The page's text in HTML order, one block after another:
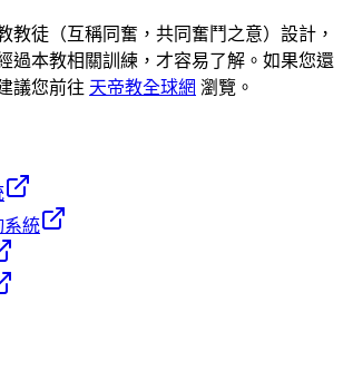
教徒（互稱同奮，共同奮鬥之意）設計，
過本教相關訓練，才容易了解。如果您還
議您前往 天帝教全球網 瀏覽。
系統